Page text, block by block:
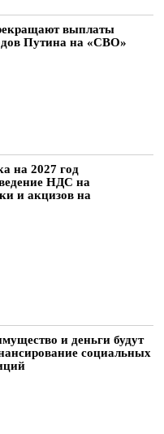
выплаты
Путина на «СВО»
на 2027 год
НДС на
и акцизов на
и деньги будут
социальных